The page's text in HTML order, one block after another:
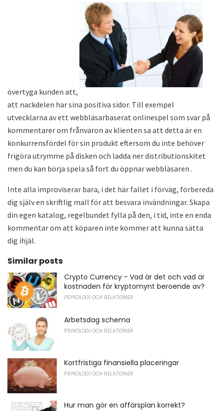
övertyga kunden att,
att nackdelen har sina positiva sidor. Till exempel
utvecklarna av ett webbläsarbaserat onlinespel som svar på
kommentarer om frånvaron av klienten sa att detta är en
konkurrensfördel för sin produkt eftersom du inte behöver
frigöra utrymme på disken och ladda ner distributionskitet
men du kan börja spela så fort du öppnar webbläsaren .
Inte alla improviserar bara, i det här fallet i förväg, förbereda
dig själv en skriftlig mall för att besvara invändningar. Skapa
din egen katalog, regelbundet fylla på den, i tid, inte en enda
kommentar om att köparen inte kommer att kunna sätta
dig ihjäl.
Similar posts
Crypto Currency - Vad är det och vad är
kostnaden för kryptomynt beroende av?
PSYKOLOGI OCH RELATIONER
Arbetsdag schema
PSYKOLOGI OCH RELATIONER
Kortfristiga finansiella placeringar
PSYKOLOGI OCH RELATIONER
Hur man gör en affärsplan korrekt?